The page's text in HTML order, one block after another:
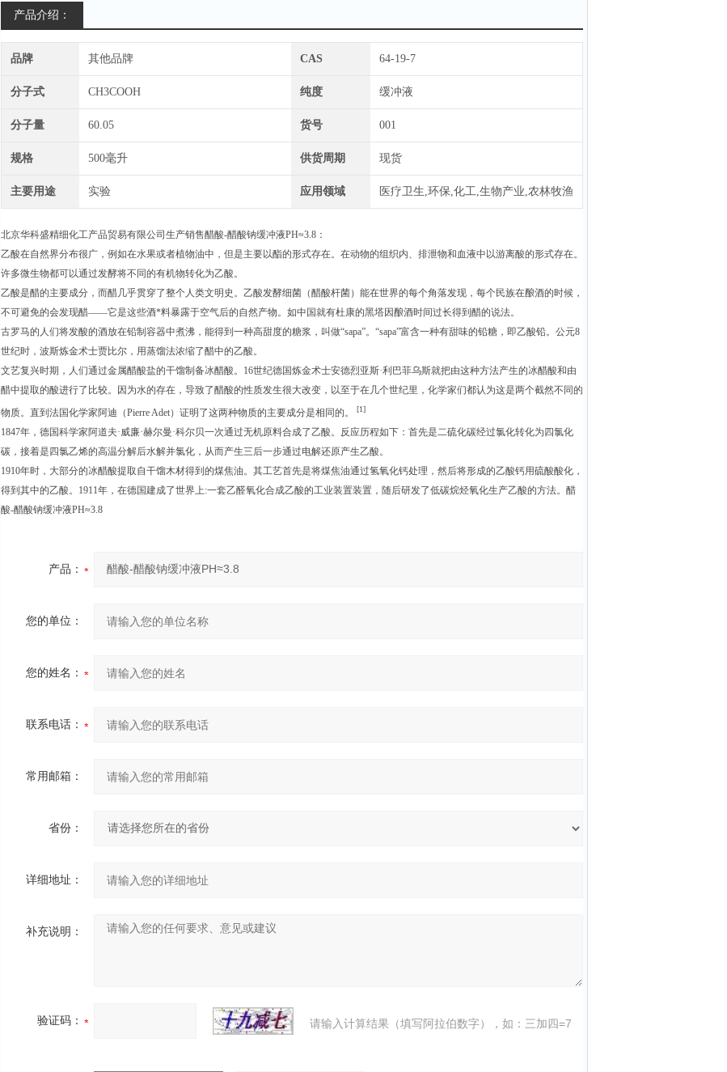
产品介绍：
品牌 其他品牌 CAS 64-19-7
分子式 CH3COOH 纯度 缓冲液
分子量 60.05 货号 001
规格 500毫升 供货周期 现货
主要用途 实验 应用领域 医疗卫生,环保,化工,生物产业,农林牧渔
北京华科盛精细化工产品贸易有限公司生产销售醋酸-醋酸钠缓冲液PH≈3.8：
乙酸在自然界分布很广，例如在水果或者植物油中，但是主要以酯的形式存在。在动物的组织内、排泄物和血液中以游离酸的形式存在。
许多微生物都可以通过发酵将不同的有机物转化为乙酸。
乙酸是醋的主要成分，而醋几乎贯穿了整个人类文明史。乙酸发酵细菌（醋酸杆菌）能在世界的每个角落发现，每个民族在酿酒的时候，
不可避免的会发现醋——它是这些酒*料暴露于空气后的自然产物。如中国就有杜康的黑塔因酿酒时间过长得到醋的说法。
古罗马的人们将发酸的酒放在铅制容器中煮沸，能得到一种高甜度的糖浆，叫做“sapa”。“sapa”富含一种有甜味的铅糖，即乙酸铅。公元8
世纪时，波斯炼金术士贾比尔，用蒸馏法浓缩了醋中的乙酸。
文艺复兴时期，人们通过金属醋酸盐的干馏制备冰醋酸。16世纪德国炼金术士安德烈亚斯·利巴菲乌斯就把由这种方法产生的冰醋酸和由
醋中提取的酸进行了比较。因为水的存在，导致了醋酸的性质发生很大改变，以至于在几个世纪里，化学家们都认为这是两个截然不同的
物质。直到法国化学家阿迪（Pierre Adet）证明了这两种物质的主要成分是相同的。
[1]
1847年，德国科学家阿道夫·威廉·赫尔曼·科尔贝一次通过无机原料合成了乙酸。反应历程如下：首先是二硫化碳经过氯化转化为四氯化
碳，接着是四氯乙烯的高温分解后水解并氯化，从而产生三后一步通过电解还原产生乙酸。
1910年时，大部分的冰醋酸提取自干馏木材得到的煤焦油。其工艺首先是将煤焦油通过氢氧化钙处理，然后将形成的乙酸钙用硫酸酸化，
得到其中的乙酸。1911年，在德国建成了世界上:一套乙醛氧化合成乙酸的工业装置装置，随后研发了低碳烷烃氧化生产乙酸的方法。醋
酸-醋酸钠缓冲液PH≈3.8
产品：
您的单位：
您的姓名：
联系电话：
常用邮箱：
省份：
详细地址：
补充说明：
验证码： 请输入计算结果（填写阿拉伯数字），如：三加四=7